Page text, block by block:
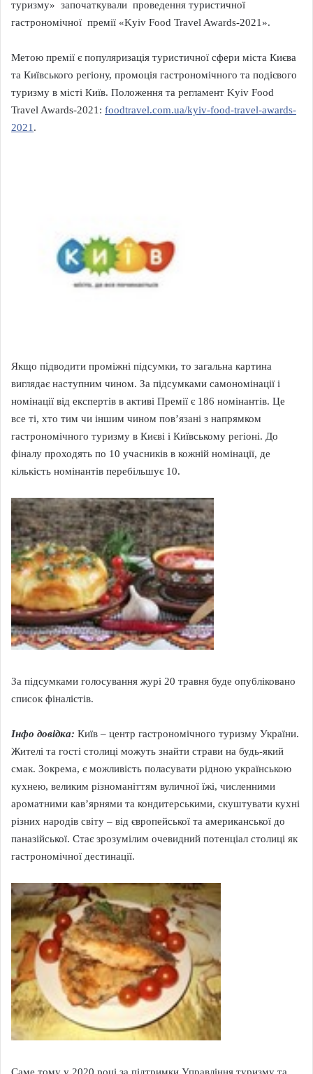
туризму» започаткували проведення туристичної
гастрономічної премії «Kyiv Food Travel Awards-2021».
Метою премії є популяризація туристичної сфери міста Києва
та Київського регіону, промоція гастрономічного та подієвого
туризму в місті Київ. Положення та регламент Kyiv Food
Travel Awards-2021: foodtravel.com.ua/kyiv-food-travel-awards-
2021 .
Якщо підводити проміжні підсумки, то загальна картина
виглядає наступним чином. За підсумками самономінації і
номінації від експертів в активі Премії є 186 номінантів. Це
все ті, хто тим чи іншим чином пов’язані з напрямком
гастрономічного туризму в Києві і Київському регіоні. До
фіналу проходять по 10 учасників в кожній номінації, де
кількість номінантів перебільшує 10.
За підсумками голосування журі 20 травня буде опубліковано
список фіналістів.
Інфо довідка: Київ – центр гастрономічного туризму України.
Жителі та гості столиці можуть знайти страви на будь-який
смак. Зокрема, є можливість поласувати рідною українською
кухнею, великим різноманіттям вуличної їжі, численними
ароматними кав’ярнями та кондитерськими, скуштувати кухні
різних народів світу – від європейської та американської до
паназійської. Стає зрозумілим очевидний потенціал столиці як
гастрономічної дестинації.